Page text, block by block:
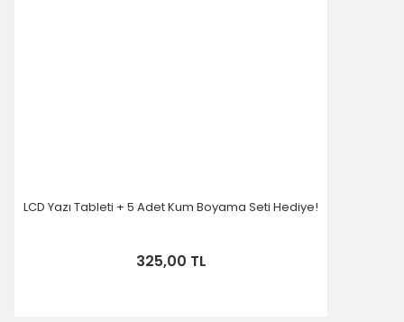
LCD Yazı Tableti + 5 Adet Kum Boyama Seti Hediye!
325,00 TL